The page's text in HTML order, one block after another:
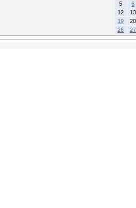
5
6
12
13
19
20
26
27